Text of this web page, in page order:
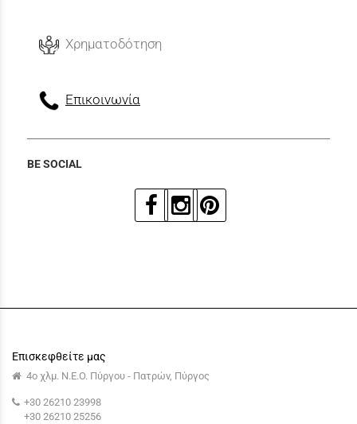
Χρηματοδότηση
Επικοινωνία
BE SOCIAL
Επισκεφθείτε μας
4ο χλμ. Ν.Ε.Ο. Πύργου - Πατρών, Πύργος
+30 26210 23998
+30 26210 25256